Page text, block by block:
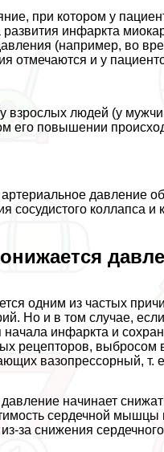
при котором у
инфаркта
(например, во
отмечаются и у
взрослых людей (у
его повышении
давление
сосудистого коллапса и
одним из частых
Но и в том случае,
инфаркта и
рецепторов, выбросом
вазопрессорный,
начинает
сердечной
за снижения